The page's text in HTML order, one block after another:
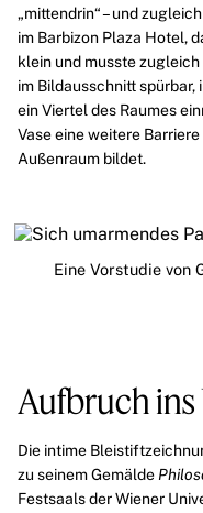
„mittendrin“ – und
im Barbizon Plaza Hotel,
klein und musste
im Bildausschnitt
ein Viertel des Raumes
Vase eine weitere
Außenraum bildet.
Eine Vorstudie von
Aufbruch
Die intime
zu seinem Gemälde
Festsaals derWiener